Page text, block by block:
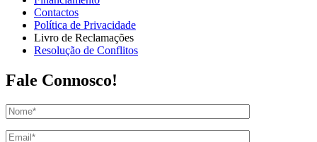
Contactos
Política de Privacidade
Livro de Reclamações
Resolução de Conflitos
Fale Connosco!